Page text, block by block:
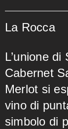
La Rocca
L’unione di
Cabernet
Merlot si
vino di
simbolo di